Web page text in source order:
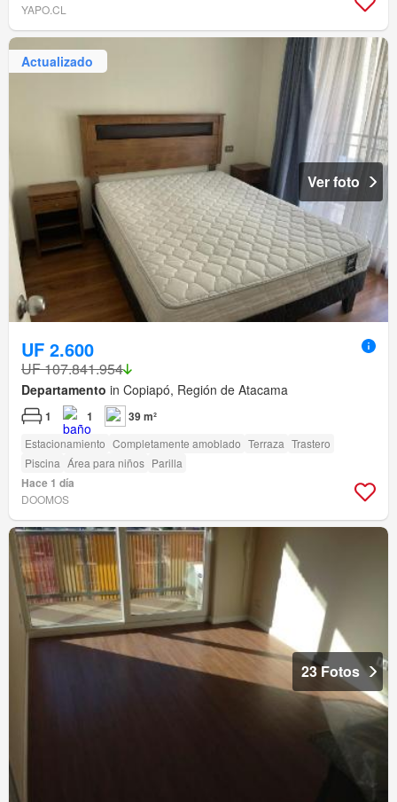
YAPO.CL
Actualizado
Ver foto
UF 2.600
UF 107.841.954
Departamento in Copiapó, Región de Atacama
1 1 39 m²
Estacionamiento Completamente amoblado Terraza Trastero
Piscina Área para niños Parilla
Hace 1 día
DOOMOS
23 Fotos